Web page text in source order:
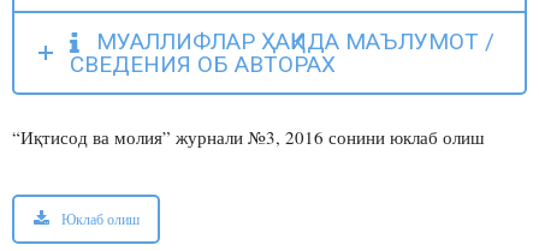
МУАЛЛИФЛАР ҲАҚИДА МАЪЛУМОТ /
СВЕДЕНИЯ ОБ АВТОРАХ
“Иқтисод ва молия” журнали №3, 2016 сонини юклаб олиш
Юклаб олиш